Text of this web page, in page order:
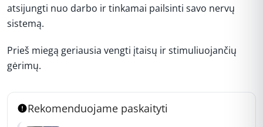
atsijungti nuo darbo ir tinkamai pailsinti savo nervų
sistemą.
Prieš miegą geriausia vengti įtaisų ir stimuliuojančių
gėrimų.
Rekomenduojame paskaityti